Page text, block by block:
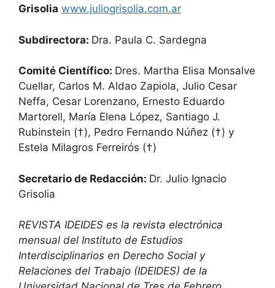
Grisolia www.juliogrisolia.com.ar
Subdirectora: Dra. Paula C. Sardegna
Comité Científico: Dres. Martha Elisa Monsalve
Cuellar, Carlos M. Aldao Zapiola, Julio Cesar
Neffa, Cesar Lorenzano, Ernesto Eduardo
Martorell, María Elena López, Santiago J.
Rubinstein (†), Pedro Fernando Núñez (†) y
Estela Milagros Ferreirós (†)
Secretario de Redacción: Dr. Julio Ignacio
Grisolia
REVISTA IDEIDES es la revista electrónica
mensual del Instituto de Estudios
Interdisciplinarios en Derecho Social y
Relaciones del Trabajo (IDEIDES) de la